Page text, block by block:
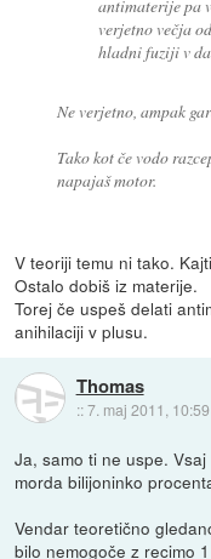
antimaterije pa
verjetno večja
hladni fuziji v
Ne verjetno, ampak
Tako kot če vodo
napajaš motor.
V teoriji temu ni tako.
Ostalo dobiš iz materije.
Torej če uspeš delati
anihilaciji v plusu.
Thomas
::7. maj 2011, 10:59
Ja, samo ti ne uspe.
morda bilijoninko
Vendar teoretično
bilo nemogoče z recimo